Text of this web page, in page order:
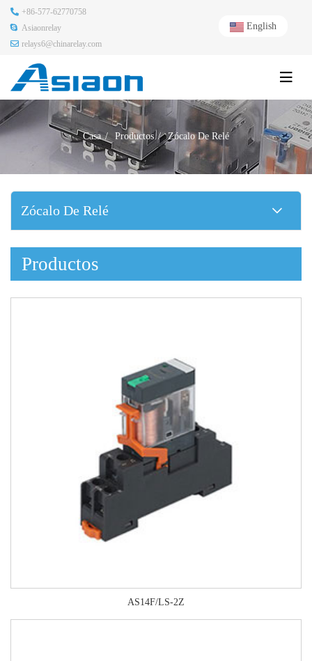
+86-577-62770758
Asiaonrelay
relays6@chinarelay.com
English
Casa Productos Zócalo De Relé
Zócalo De Relé
Productos
AS14F/LS-2Z